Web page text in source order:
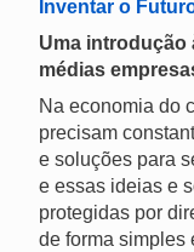
Inventar o
Uma introdução
médias
Na economia do
precisam
e soluções para
e essas ideias e
protegidas por
de forma simples